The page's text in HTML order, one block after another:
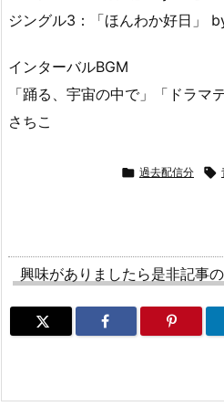
ジングル3：「ほんわか好日」
インターバルBGM
「踊る、宇宙の中で」「ドラ
さちこ
 過去配信分 
興味がありましたら是非記事の